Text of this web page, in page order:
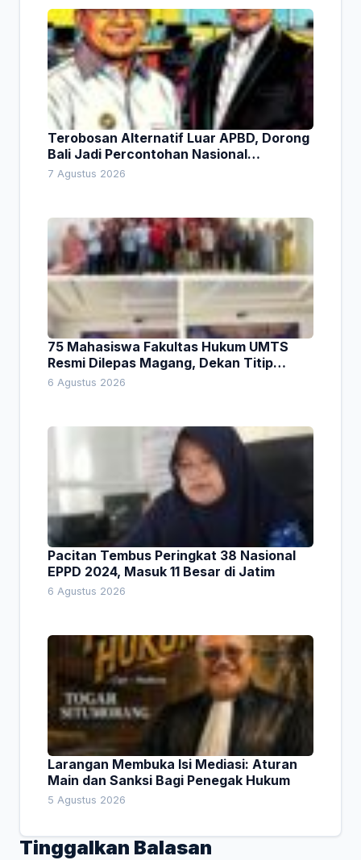
Terobosan Alternatif Luar APBD, Dorong
Bali Jadi Percontohan Nasional
Pembiayaan Daerah
7 Agustus 2026
75 Mahasiswa Fakultas Hukum UMTS
Resmi Dilepas Magang, Dekan Titip
Empat Pesan Penting
6 Agustus 2026
Pacitan Tembus Peringkat 38 Nasional
EPPD 2024, Masuk 11 Besar di Jatim
6 Agustus 2026
Larangan Membuka Isi Mediasi: Aturan
Main dan Sanksi Bagi Penegak Hukum
5 Agustus 2026
Tinggalkan Balasan